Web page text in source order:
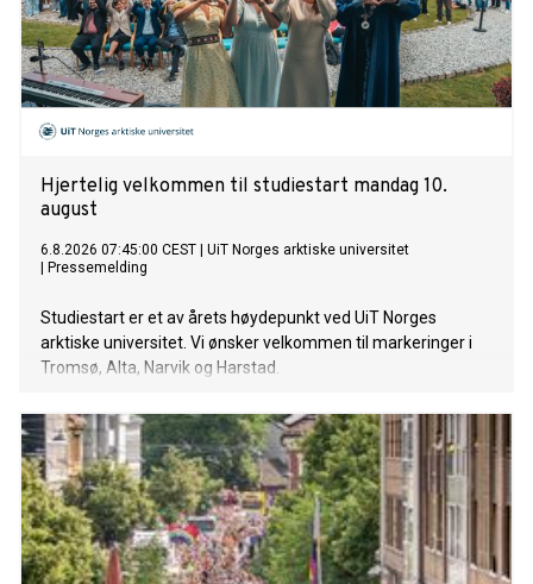
Hjertelig velkommen til studiestart mandag 10.
august
6.8.2026 07:45:00 CEST
UiT Norges arktiske universitet
Pressemelding
Studiestart er et av årets høydepunkt ved UiT Norges
arktiske universitet. Vi ønsker velkommen til markeringer i
Tromsø, Alta, Narvik og Harstad.